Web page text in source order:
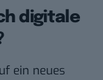
digitale
ein neues